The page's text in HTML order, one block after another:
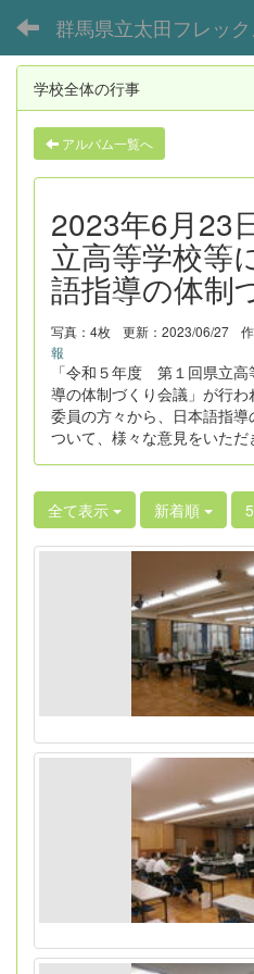
群馬県立太田フレッ
学校全体の行事
アルバム一覧へ
2023年6月23
立高等学校等
語指導の体制
写真：4枚 更新：2023/06/27
報
「令和５年度 第１回県立
導の体制づくり会議」が行
委員の方々から、日本語指
ついて、様々な意見をいただ
全て表示 新着順